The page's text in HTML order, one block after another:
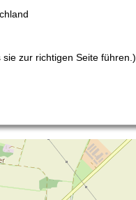
zur richtigen Seite führen.)